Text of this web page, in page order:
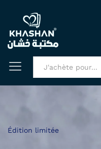
Édition limitée